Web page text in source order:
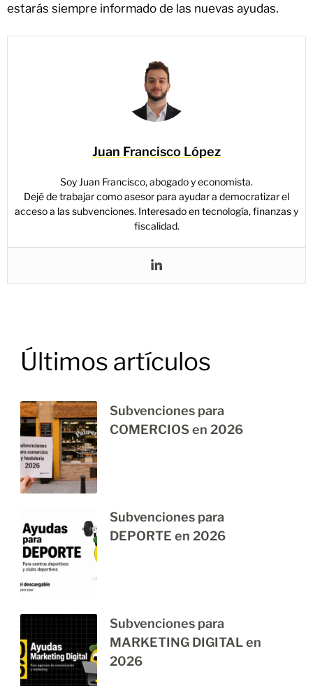
estarás siempre informado de las nuevas ayudas.
Juan Francisco López
Soy Juan Francisco, abogado y economista.
Dejé de trabajar como asesor para ayudar a democratizar el
acceso a las subvenciones. Interesado en tecnología, finanzas y
fiscalidad.
Últimos artículos
Subvenciones para
COMERCIOS en 2026
Subvenciones para
DEPORTE en 2026
Subvenciones para
MARKETING DIGITAL en
2026